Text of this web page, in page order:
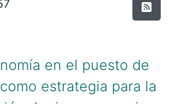
en el puesto de
estrategia para la